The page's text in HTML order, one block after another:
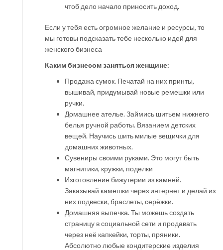
чтоб дело начало приносить доход.
Если у тебя есть огромное желание и ресурсы, то
мы готовы подсказать тебе несколько идей для
женского бизнеса
Каким бизнесом заняться женщине:
Продажа сумок. Печатай на них принты,
вышивай, придумывай новые ремешки или
ручки.
Домашнее ателье. Займись шитьем нижнего
белья ручной работы. Вязанием детских
вещей. Научись шить милые вещички для
домашних животных.
Сувениры своими руками. Это могут быть
магнитики, кружки, поделки
Изготовление бижутерии из камней.
Заказывай камешки через интернет и делай из
них подвески, браслеты, серёжки.
Домашняя выпечка. Ты можешь создать
страницу в социальной сети и продавать
через неё капкейки, торты, пряники.
Абсолютно любые кондитерские изделия